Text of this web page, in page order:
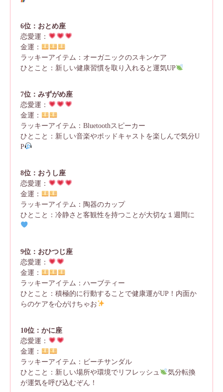
6位：おとめ座
恋愛運：
金運：
ラッキーアイテム：オーガニックのスキンケア
ひとこと：新しい健康習慣を取り入れると運気UP
7位：みずがめ座
恋愛運：
金運：
ラッキーアイテム：Bluetoothスピーカー
ひとこと：新しい音楽やポッドキャストを楽しんで気分U
P
8位：おうし座
恋愛運：
金運：
ラッキーアイテム：陶器のカップ
ひとこと：冷静さと客観性を持つことが大切な１週間に
9位：おひつじ座
恋愛運：
金運：
ラッキーアイテム：ハーブティー
ひとこと：積極的に行動することで健康運がUP！内面か
らのケアを心がけちゃお
10位：かに座
恋愛運：
金運：
ラッキーアイテム：ビーチサンダル
ひとこと：新しい場所や環境でリフレッシュ
気分転換
が運気を呼び込むぞん！